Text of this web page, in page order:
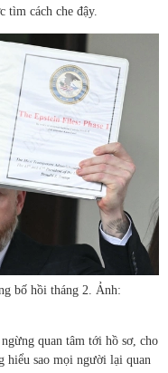
tìm cách che đậy.
bố hồi tháng 2. Ảnh:
quan tâm tới hồ sơ, cho
hiểu sao mọi người lại quan